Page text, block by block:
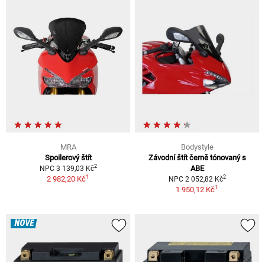
MRA
Spoilerový štít
NPC 3 139,03 Kč2
2 982,20 Kč1
Bodystyle
Závodní štít černě tónovaný s
ABE
NPC 2 052,82 Kč2
1 950,12 Kč1
NOVÉ